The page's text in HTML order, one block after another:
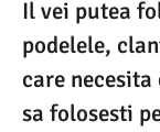
Il vei putea
podelele,
care
sa folosesti